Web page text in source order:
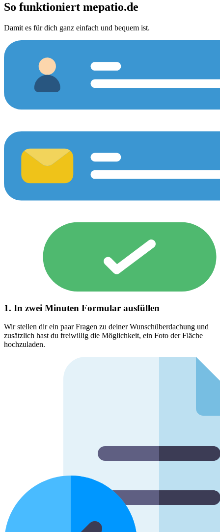
So funktioniert mepatio.de
Damit es für dich ganz einfach und bequem ist.
1. In zwei Minuten Formular ausfüllen
Wir stellen dir ein paar Fragen zu deiner Wunschüberdachung und
zusätzlich hast du freiwillig die Möglichkeit, ein Foto der Fläche
hochzuladen.